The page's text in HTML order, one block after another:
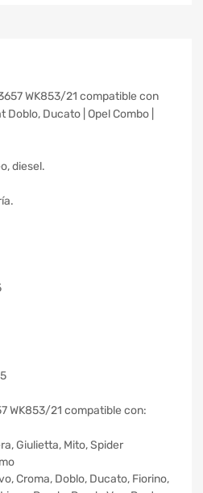
WK853/21 compatible con
Ducato | Opel Combo |
diesel.
WK853/21 compatible con:
Giulietta, Mito, Spider
Croma, Doblo, Ducato, Fiorino,